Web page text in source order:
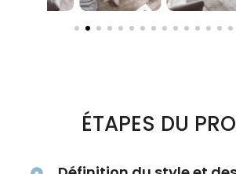
ÉTAPES DU